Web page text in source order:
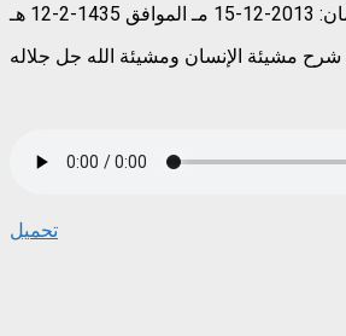
1435-2-12 هـ
مشيئة الإنسان ومشيئة الله جل جلاله
تحميل